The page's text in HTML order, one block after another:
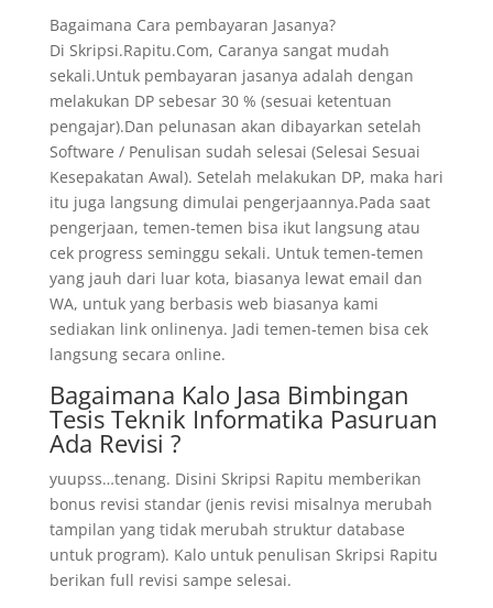
Bagaimana Cara pembayaran Jasanya?
Di Skripsi.Rapitu.Com, Caranya sangat mudah
sekali.Untuk pembayaran jasanya adalah dengan
melakukan DP sebesar 30 % (sesuai ketentuan
pengajar).Dan pelunasan akan dibayarkan setelah
Software / Penulisan sudah selesai (Selesai Sesuai
Kesepakatan Awal). Setelah melakukan DP, maka hari
itu juga langsung dimulai pengerjaannya.Pada saat
pengerjaan, temen-temen bisa ikut langsung atau
cek progress seminggu sekali. Untuk temen-temen
yang jauh dari luar kota, biasanya lewat email dan
WA, untuk yang berbasis web biasanya kami
sediakan link onlinenya. Jadi temen-temen bisa cek
langsung secara online.
Bagaimana Kalo Jasa Bimbingan
Tesis Teknik Informatika Pasuruan
Ada Revisi ?
yuupss…tenang. Disini Skripsi Rapitu memberikan
bonus revisi standar (jenis revisi misalnya merubah
tampilan yang tidak merubah struktur database
untuk program). Kalo untuk penulisan Skripsi Rapitu
berikan full revisi sampe selesai.